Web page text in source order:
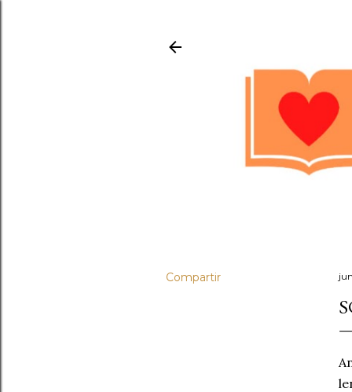
Compartir